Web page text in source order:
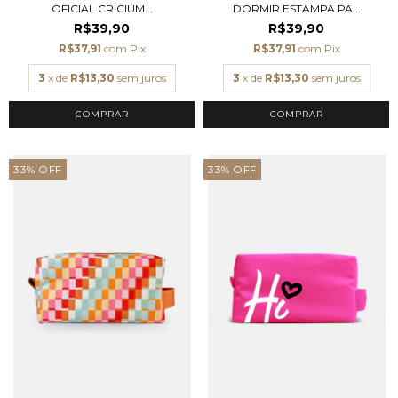
OFICIAL CRICIÚM...
R$39,90
R$37,91 com Pix
3 x de R$13,30 sem juros
DORMIR ESTAMPA PA...
R$39,90
R$37,91 com Pix
3 x de R$13,30 sem juros
33% OFF 33% OFF